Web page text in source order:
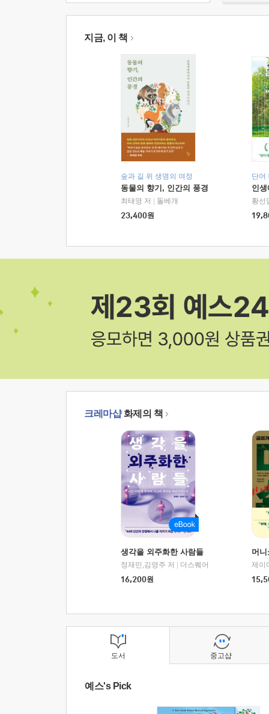
지금, 이 책
숲과 길 위 생명의 여정
동물의 향기, 인간의 풍경
최태영 저
돌베개
23,400원
단어
인
황선
크레마샵화제의 책
생각을 외주화한 사람들
정재민,김영주 저
더스퀘어
16,200원
머
도서
예스's Pick
중고샵